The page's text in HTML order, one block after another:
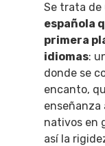
Se trata de
española
primera
idiomas:
donde se
encanto,
enseñanza
nativos en
así la